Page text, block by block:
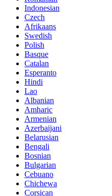
Indonesian
Czech
Afrikaans
Swedish
Polish
Basque
Catalan
Esperanto
Hindi
Lao
Albanian
Amharic
Armenian
Azerbaijani
Belarusian
Bengali
Bosnian
Bulgarian
Cebuano
Chichewa
Corsican